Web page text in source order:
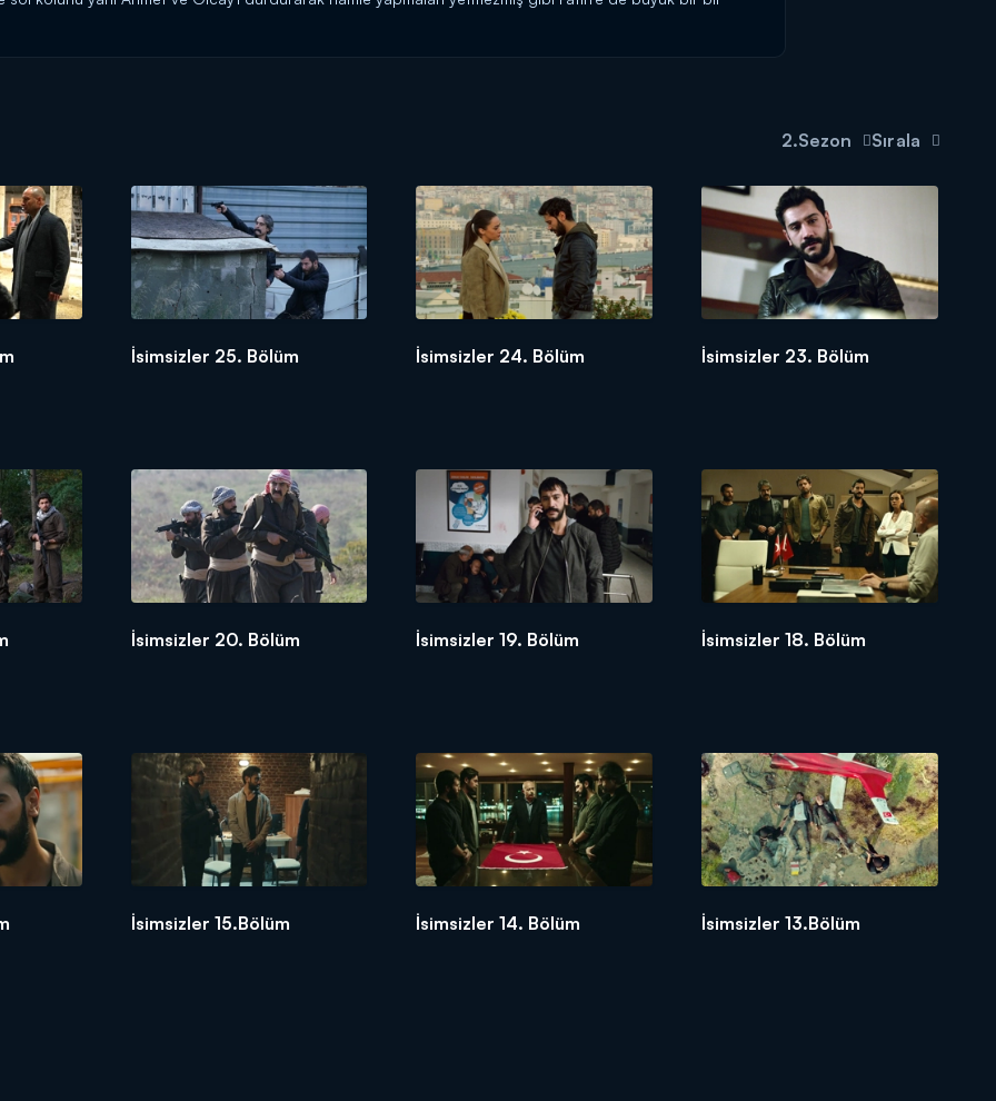
pahasına savaşacak bu isimsiz kahramanlar, vatan bu hainlerden temizlemeden gitmeye razı değildir.
2.Sezon Sırala
İsimsizler 25. Bölüm İsimsizler 24. Bölüm İsimsizler 23. Bölüm
İsimsizler 20. Bölüm İsimsizler 19. Bölüm İsimsizler 18. Bölüm
İsimsizler 15.Bölüm İsimsizler 14. Bölüm İsimsizler 13.Bölüm